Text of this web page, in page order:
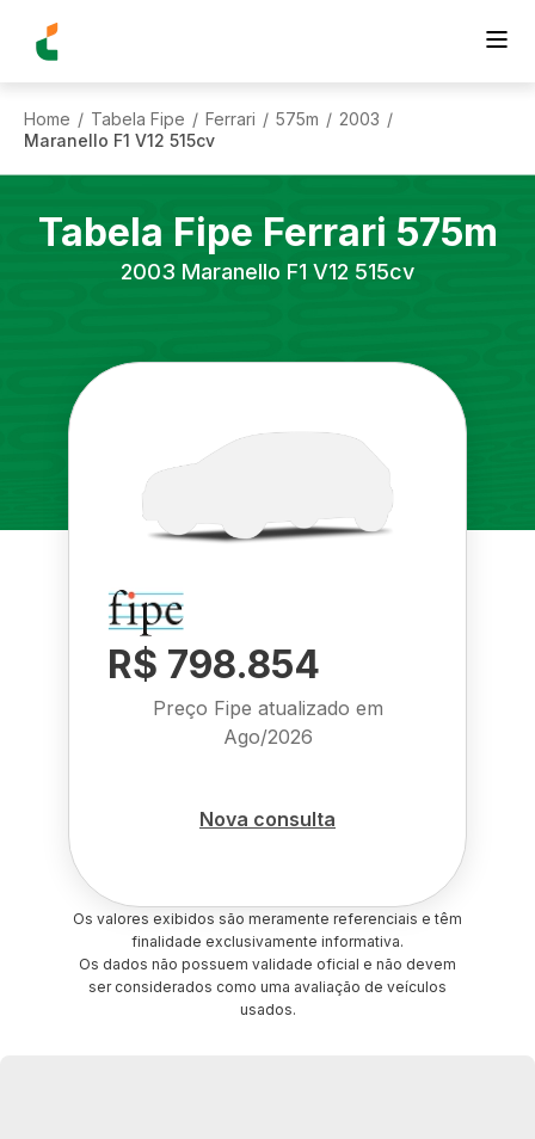
Home / Tabela Fipe / Ferrari / 575m / 2003 /
Maranello F1 V12 515cv
Tabela Fipe Ferrari 575m
2003 Maranello F1 V12 515cv
R$ 798.854
Preço Fipe atualizado em
Ago/2026
Nova consulta
Os valores exibidos são meramente referenciais e têm
finalidade exclusivamente informativa.
Os dados não possuem validade oficial e não devem
ser considerados como uma avaliação de veículos
usados.